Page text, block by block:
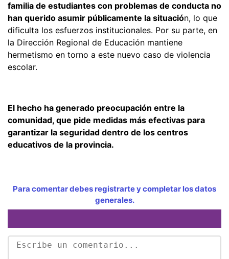
familia de estudiantes con problemas de conducta no
han querido asumir públicamente la situación, lo que
dificulta los esfuerzos institucionales. Por su parte, en
la Dirección Regional de Educación mantiene
hermetismo en torno a este nuevo caso de violencia
escolar.
El hecho ha generado preocupación entre la
comunidad, que pide medidas más efectivas para
garantizar la seguridad dentro de los centros
educativos de la provincia.
Para comentar debes registrarte y completar los datos
generales.